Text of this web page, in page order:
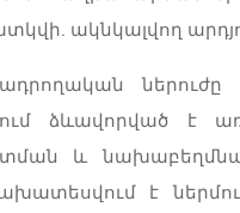
ակնկալվող
ձևավորված է
և
է